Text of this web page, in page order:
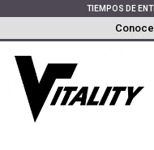
TIEMPOS DE